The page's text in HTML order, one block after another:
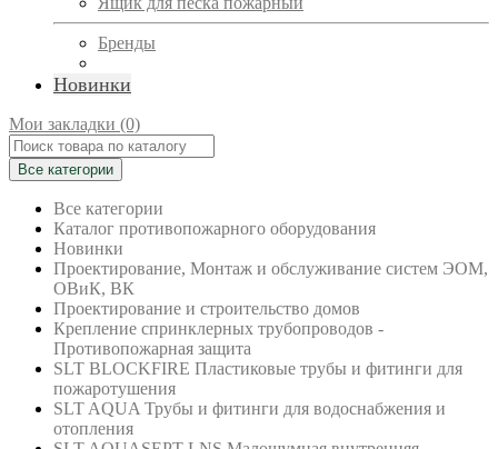
Бренды
Новинки
Мои закладки (0)
Все категории
Все категории
Каталог противопожарного оборудования
Новинки
Проектирование, Монтаж и обслуживание систем ЭОМ,
ОВиК, ВК
Проектирование и строительство домов
Крепление спринклерных трубопроводов -
Противопожарная защита
SLT BLOCKFIRE Пластиковые трубы и фитинги для
пожаротушения
SLT AQUA Трубы и фитинги для водоснабжения и
отопления